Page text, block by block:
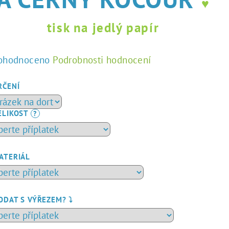
♥
tisk na jedlý papír
Podrobnosti hodnocení
?
S VÝŘEZEM? ⤵️